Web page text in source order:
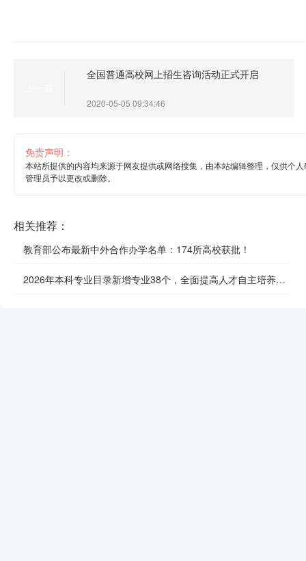
全国普通高校网上招生咨询活动正式开启
2020-05-05 09:34:46
免责声明：
本站所提供的内容均来源于网友提供或网络搜集，由本站编辑整理，仅供个
管理员予以更改或删除。
相关推荐：
教育部公布最新中外合作办学名单：174所高校获批！
2026年本科专业目录新增专业38个，全面提高人才自主培养质